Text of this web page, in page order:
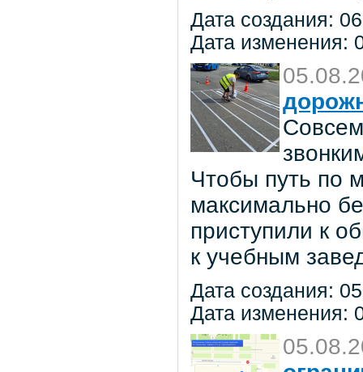
Дата создания:
Дата изменения:
Чтобы путь по
максимально
приступили к
к учебным
Дата создания:
Дата изменения: